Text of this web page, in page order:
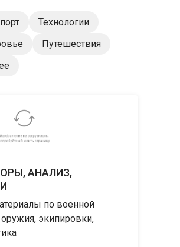
Технологии
Путешествия
АНАЛИЗ‚
по военной
экипировки,